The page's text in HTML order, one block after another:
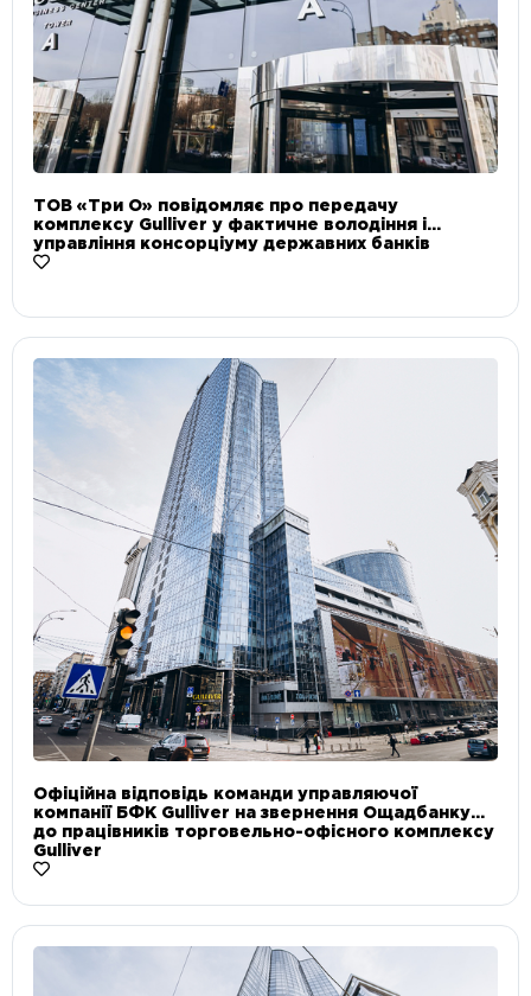
ТОВ «Три О» повідомляє про передачу
комплексу Gulliver у фактичне володіння і
управління консорціуму державних банків
Офіційна відповідь команди управляючої
компанії БФК Gulliver на звернення Ощадбанку
до працівників торговельно-офісного комплексу
Gulliver